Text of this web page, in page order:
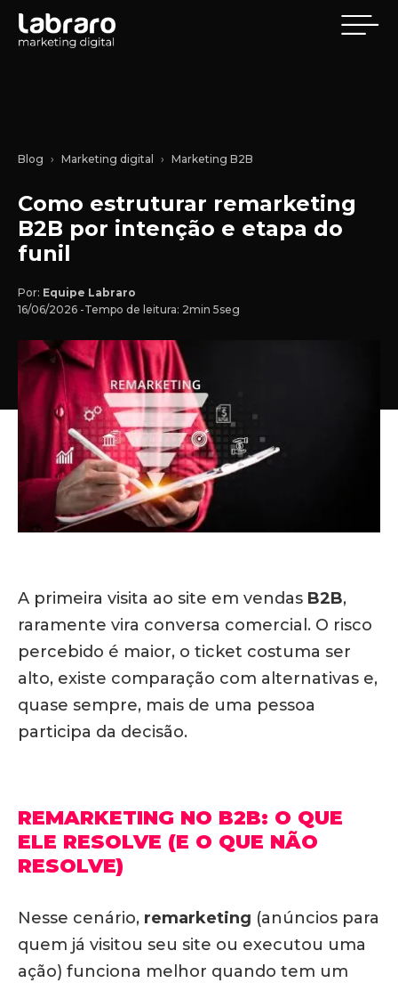
Blog Marketing digital Marketing B2B
Como estruturar remarketing
B2B por intenção e etapa do
funil
Por: Equipe Labraro
16/06/2026 -Tempo de leitura: 2min 5seg
A primeira visita ao site em vendas B2B,
raramente vira conversa comercial. O risco
percebido é maior, o ticket costuma ser
alto, existe comparação com alternativas e,
quase sempre, mais de uma pessoa
participa da decisão.
REMARKETING NO B2B: O QUE
ELE RESOLVE (E O QUE NÃO
RESOLVE)
Nesse cenário, remarketing (anúncios para
quem já visitou seu site ou executou uma
ação) funciona melhor quando tem um